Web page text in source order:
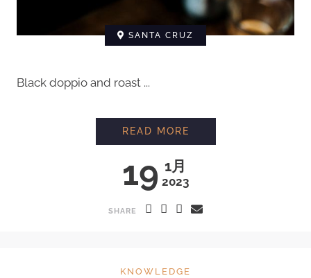
SANTA CRUZ
Black doppio and roast ...
19 1月
2023
READ MORE
SHARE
KNOWLEDGE